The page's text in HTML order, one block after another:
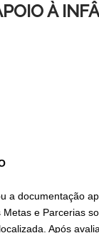
À
a documentação
Metas e Parcerias
Após